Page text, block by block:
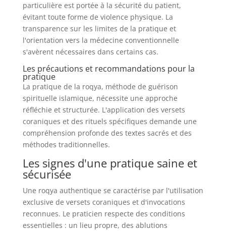
particulière est portée à la sécurité du patient,
évitant toute forme de violence physique. La
transparence sur les limites de la pratique et
l'orientation vers la médecine conventionnelle
s'avèrent nécessaires dans certains cas.
Les précautions et recommandations pour la
pratique
La pratique de la roqya, méthode de guérison
spirituelle islamique, nécessite une approche
réfléchie et structurée. L'application des versets
coraniques et des rituels spécifiques demande une
compréhension profonde des textes sacrés et des
méthodes traditionnelles.
Les signes d'une pratique saine et
sécurisée
Une roqya authentique se caractérise par l'utilisation
exclusive de versets coraniques et d'invocations
reconnues. Le praticien respecte des conditions
essentielles : un lieu propre, des ablutions